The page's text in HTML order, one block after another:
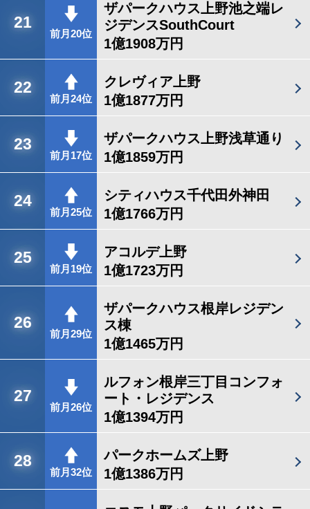
21
前月20位
ザパークハウス上野池之端レ
ジデンスSouthCourt
1億1908万円
22
前月24位
クレヴィア上野
1億1877万円
23
前月17位
ザパークハウス上野浅草通り
1億1859万円
24
前月25位
シティハウス千代田外神田
1億1766万円
25
前月19位
アコルデ上野
1億1723万円
26
前月29位
ザパークハウス根岸レジデン
ス棟
1億1465万円
27
前月26位
ルフォン根岸三丁目コンフォ
ート・レジデンス
1億1394万円
28
前月32位
パークホームズ上野
1億1386万円